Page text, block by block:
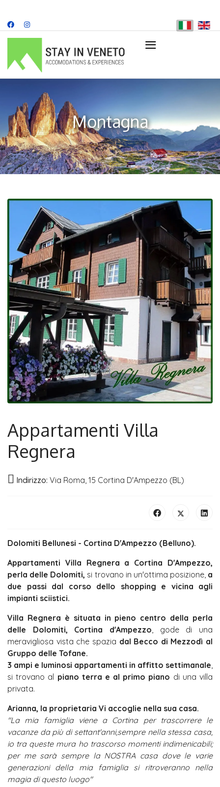
≡
Montagna
Appartamenti Villa
Regnera
Indirizzo: Via Roma, 15 Cortina D'Ampezzo (BL)
Dolomiti Bellunesi - Cortina D'Ampezzo (Belluno).
Appartamenti Villa Regnera a Cortina D'Ampezzo,
perla delle Dolomiti, si trovano in un'ottima posizione, a
due passi dal corso dello shopping e vicina agli
impianti sciistici.
Villa Regnera è situata in pieno centro della perla
delle Dolomiti, Cortina d'Ampezzo, gode di una
meravigliosa vista che spazia dal Becco di Mezzodì al
Gruppo delle Tofane.
3 ampi e luminosi appartamenti in affitto settimanale,
si trovano al piano terra e al primo piano di una villa
privata.
Arianna, la proprietaria Vi accoglie nella sua casa.
"La mia famiglia viene a Cortina per trascorrere le
vacanze da più di settant'anni,sempre nella stessa casa,
io tra queste mura ho trascorso momenti indimenicabili;
per me sarà sempre la NOSTRA casa dove le varie
generazioni della mia famiglia si ritroveranno nella
magia di questo luogo"